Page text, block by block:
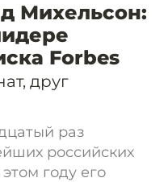
Михельсон:
Forbes
друг
раз
российских
году его